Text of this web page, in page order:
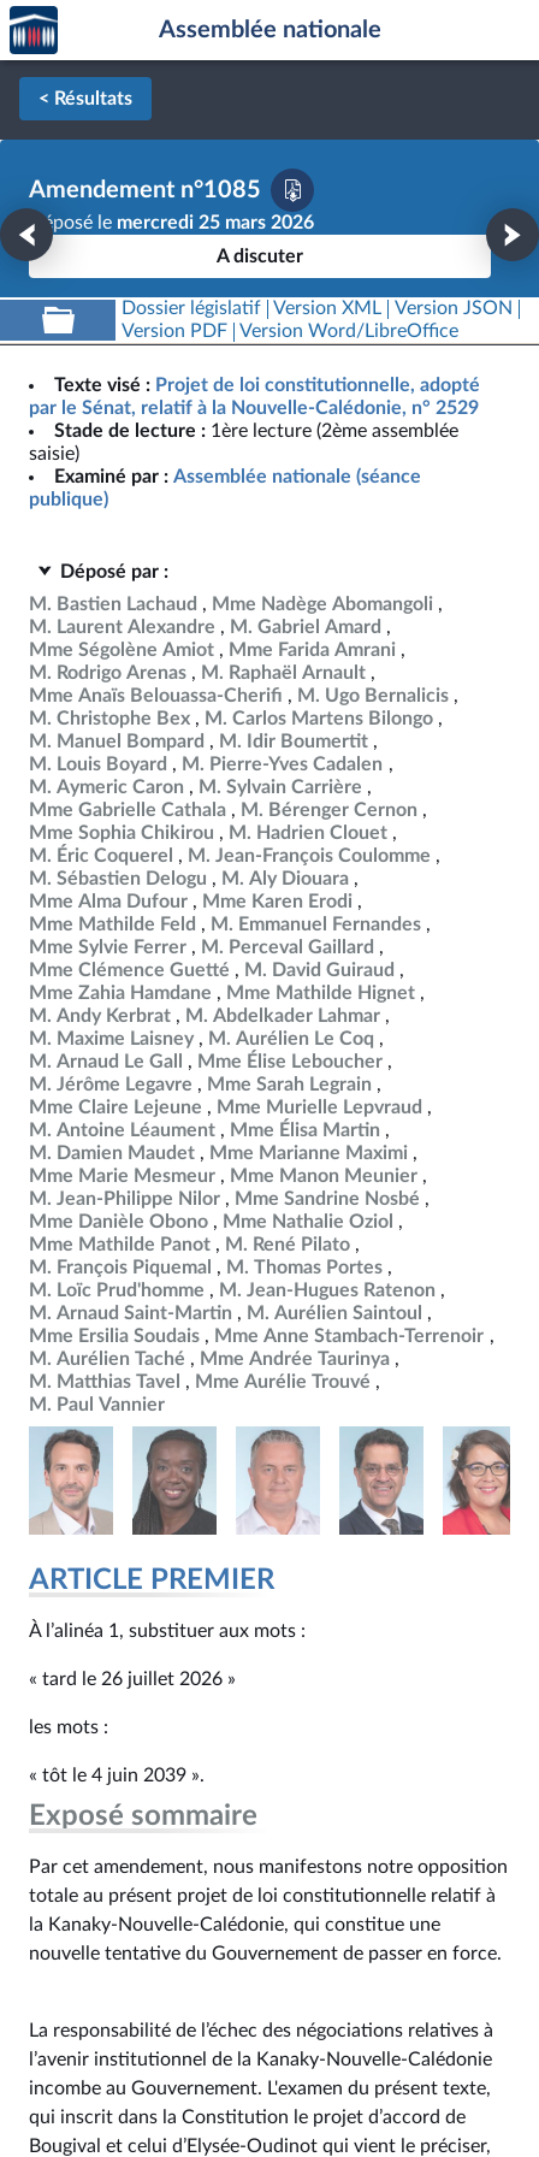
Aller au contenu
Aller en bas de la page
Accèder
à la
page
d'accueil
Assemblée nationale
< Résultats
Amendement n°1085
Déposé le mercredi 25 mars 2026
A discuter
Dossier législatif Version XML
Version JSON
Version PDF
Version Word/LibreOffice
Texte visé : Projet de loi constitutionnelle, adopté
par le Sénat, relatif à la Nouvelle-Calédonie, n° 2529
Stade de lecture : 1ère lecture (2ème assemblée
saisie)
Examiné par : Assemblée nationale (séance
publique)
Déposé par :
M. Bastien Lachaud
Mme Nadège Abomangoli
M. Laurent Alexandre
M. Gabriel Amard
Mme Ségolène Amiot
Mme Farida Amrani
M. Rodrigo Arenas
M. Raphaël Arnault
Mme Anaïs Belouassa-Cherifi
M. Ugo Bernalicis
M. Christophe Bex
M. Carlos Martens Bilongo
M. Manuel Bompard
M. Idir Boumertit
M. Louis Boyard
M. Pierre-Yves Cadalen
M. Aymeric Caron
M. Sylvain Carrière
Mme Gabrielle Cathala
M. Bérenger Cernon
Mme Sophia Chikirou
M. Hadrien Clouet
M. Éric Coquerel
M. Jean-François Coulomme
M. Sébastien Delogu
M. Aly Diouara
Mme Alma Dufour
Mme Karen Erodi
Mme Mathilde Feld
M. Emmanuel Fernandes
Mme Sylvie Ferrer
M. Perceval Gaillard
Mme Clémence Guetté
M. David Guiraud
Mme Zahia Hamdane
Mme Mathilde Hignet
M. Andy Kerbrat
M. Abdelkader Lahmar
M. Maxime Laisney
M. Aurélien Le Coq
M. Arnaud Le Gall
Mme Élise Leboucher
M. Jérôme Legavre
Mme Sarah Legrain
Mme Claire Lejeune
Mme Murielle Lepvraud
M. Antoine Léaument
Mme Élisa Martin
M. Damien Maudet
Mme Marianne Maximi
Mme Marie Mesmeur
Mme Manon Meunier
M. Jean-Philippe Nilor
Mme Sandrine Nosbé
Mme Danièle Obono
Mme Nathalie Oziol
Mme Mathilde Panot
M. René Pilato
M. François Piquemal
M. Thomas Portes
M. Loïc Prud'homme
M. Jean-Hugues Ratenon
M. Arnaud Saint-Martin
M. Aurélien Saintoul
Mme Ersilia Soudais
Mme Anne Stambach-Terrenoir
M. Aurélien Taché
Mme Andrée Taurinya
M. Matthias Tavel
Mme Aurélie Trouvé
M. Paul Vannier
ARTICLE PREMIER
À l’alinéa 1, substituer aux mots :
« tard le 26 juillet 2026 »
les mots :
« tôt le 4 juin 2039 ».
Exposé sommaire
Par cet amendement, nous manifestons notre opposition
totale au présent projet de loi constitutionnelle relatif à
la Kanaky-Nouvelle-Calédonie, qui constitue une
nouvelle tentative du Gouvernement de passer en force.
La responsabilité de l’échec des négociations relatives à
l’avenir institutionnel de la Kanaky-Nouvelle-Calédonie
incombe au Gouvernement. L'examen du présent texte,
qui inscrit dans la Constitution le projet d’accord de
Bougival et celui d’Elysée-Oudinot qui vient le préciser,